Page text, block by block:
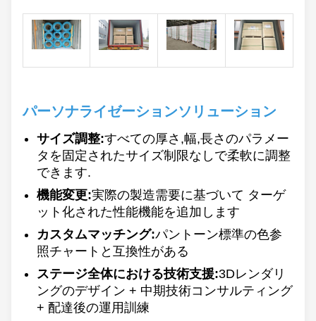
パーソナライゼーションソリューション
サイズ調整:すべての厚さ,幅,長さのパラメー
タを固定されたサイズ制限なしで柔軟に調整
できます.
機能変更:実際の製造需要に基づいて ターゲ
ット化された性能機能を追加します
カスタムマッチング:パントーン標準の色参
照チャートと互換性がある
ステージ全体における技術支援:3Dレンダリ
ングのデザイン + 中期技術コンサルティング
+ 配達後の運用訓練